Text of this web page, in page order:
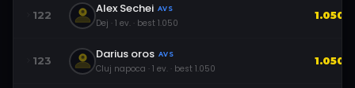
122 Alex Sechei AVS
Dej · 1 ev. · best 1.050
1.050
123 Darius oros AVS
Cluj napoca · 1 ev. · best 1.050
1.050